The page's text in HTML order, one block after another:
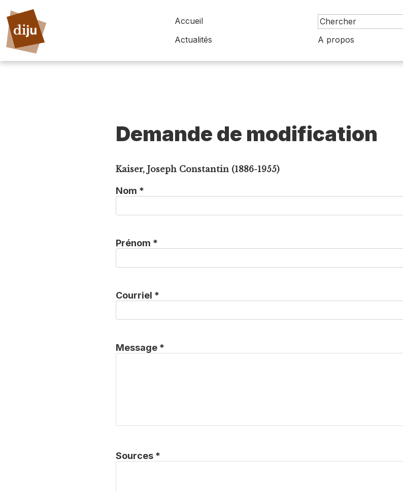
Accueil
Actualités
A propos
Demande de modification
Kaiser, Joseph Constantin (1886-1955)
Nom *
Prénom *
Courriel *
Message *
Sources *